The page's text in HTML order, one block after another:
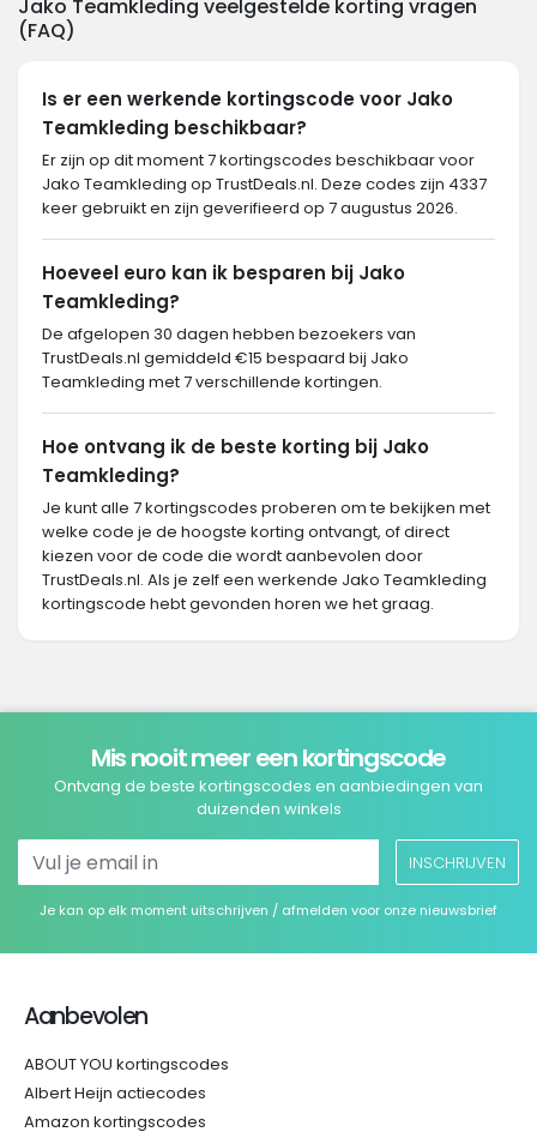
Jako Teamkleding veelgestelde korting vragen
(FAQ)
Is er een werkende kortingscode voor Jako
Teamkleding beschikbaar?
Er zijn op dit moment 7 kortingscodes beschikbaar voor
Jako Teamkleding op TrustDeals.nl. Deze codes zijn 4337
keer gebruikt en zijn geverifieerd op 7 augustus 2026.
Hoeveel euro kan ik besparen bij Jako
Teamkleding?
De afgelopen 30 dagen hebben bezoekers van
TrustDeals.nl gemiddeld €15 bespaard bij Jako
Teamkleding met 7 verschillende kortingen.
Hoe ontvang ik de beste korting bij Jako
Teamkleding?
Je kunt alle 7 kortingscodes proberen om te bekijken met
welke code je de hoogste korting ontvangt, of direct
kiezen voor de code die wordt aanbevolen door
TrustDeals.nl. Als je zelf een werkende Jako Teamkleding
kortingscode hebt gevonden horen we het graag.
Mis nooit meer een kortingscode
Ontvang de beste kortingscodes en aanbiedingen van
duizenden winkels
INSCHRIJVEN
Je kan op elk moment uitschrijven / afmelden voor onze nieuwsbrief
Aanbevolen
ABOUT YOU kortingscodes
Albert Heijn actiecodes
Amazon kortingscodes